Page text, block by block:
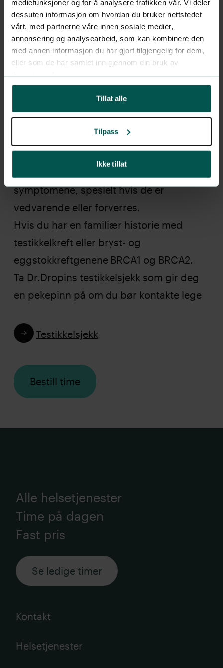
mediefunksjoner og for å analysere trafikken vår. Vi deler
dessuten informasjon om hvordan du bruker nettstedet
vårt, med partnerne våre innen sosiale medier,
annonsering og analysearbeid, som kan kombinere den
med annen informasjon du har gjort tilgjengelig for dem,
eller som de har samlet inn gjennom din bruk av
Tillat alle
Tilpass
Ikke tillat
testikkelkreft forårsake en økning i
bryststørrelse hos menn på grunn av
hormonelle endringer.
Når bør du søke lege
symptomene, spesielt hvis de er
vedvarende eller forverres.
Hvis du har en familiær historie med
testikkelkreft eller bryst- og
eggstokkreftgenene BRCA1 og BRCA2.
Ta Dr.Dropins testikkelsjekk som gir deg
en pekepinn på om du bør kontakte lege
Testikkelsjekk
Bestill time
Alle helsetjenester
Time på dagen
Fast pris
Se ledige timer
Kontakt
Helsetjenester